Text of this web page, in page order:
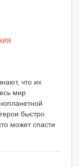
что их
мир
быстро
может спасти